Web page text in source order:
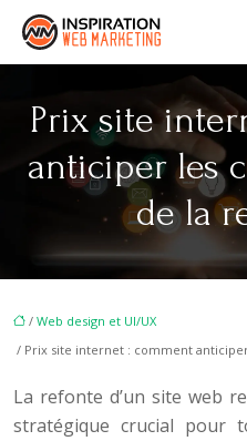
Prix site
anticiper les
de la
/ Web design et UI/UX
/ Prix site internet : comment
La refonte d’un site web
stratégique crucial pour